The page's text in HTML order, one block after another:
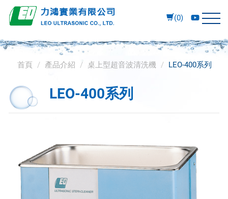
(0)
首頁 產品介紹 桌上型超音波清洗機 LEO-400系列
LEO-400系列